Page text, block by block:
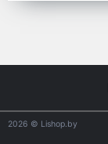
2026 © Lishop.by